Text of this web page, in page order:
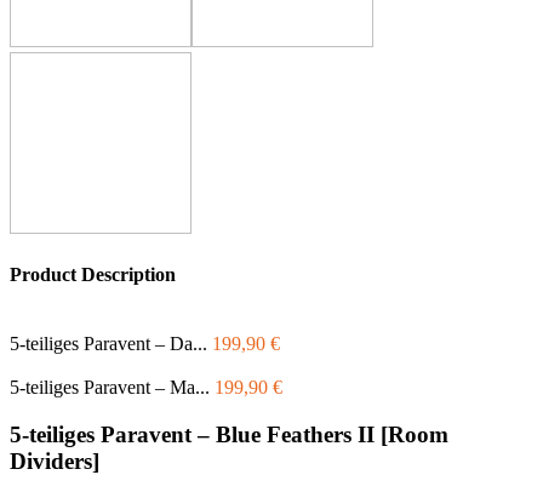
Product Description
5-teiliges Paravent – Da... 199,90 €
5-teiliges Paravent – Ma... 199,90 €
5-teiliges Paravent – Blue Feathers II [Room
Dividers]